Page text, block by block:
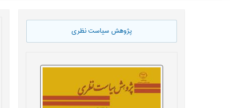
پژوهش سیاست نظری